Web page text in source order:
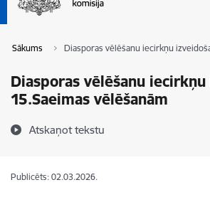
Sākums Diasporas vēlēšanu iecirkņu
Diasporas vēlēšanu
15.Saeimas vēlēšanām
Atskaņot tekstu
Publicēts: 02.03.2026.